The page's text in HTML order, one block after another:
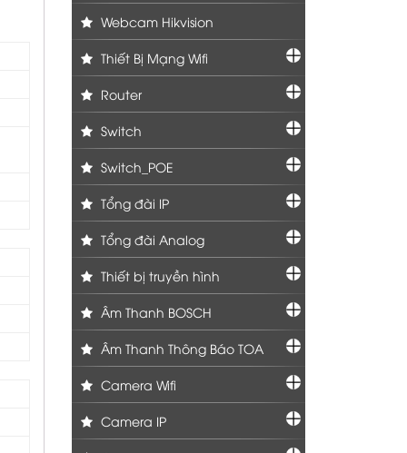
Webcam Hikvision
Thiết Bị Mạng Wifi
Router
Switch
Switch_POE
Tổng đài IP
Tổng đài Analog
Thiết bị truyền hình
Âm Thanh BOSCH
Âm Thanh Thông Báo TOA
Camera Wifi
Camera IP